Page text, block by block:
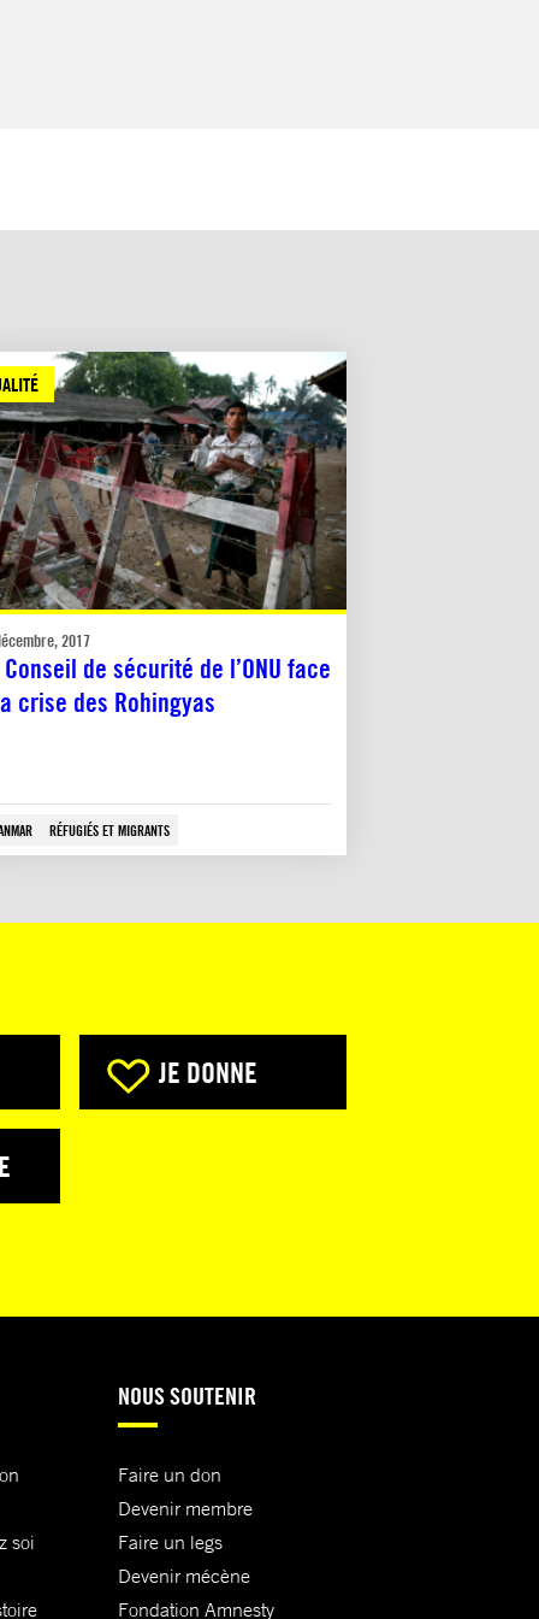
2017
de sécurité de l’ONU face
crise des Rohingyas
RÉFUGIÉS ET MIGRANTS
JE DONNE
soi
NOUS SOUTENIR
Faire un don
Devenir membre
Faire un legs
Devenir mécène
Fondation Amnesty